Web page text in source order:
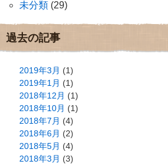
未分類 (29)
過去の記事
2019年3月 (1)
2019年1月 (1)
2018年12月 (1)
2018年10月 (1)
2018年7月 (4)
2018年6月 (2)
2018年5月 (4)
2018年3月 (3)